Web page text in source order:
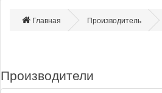
Главная Производитель
Производители